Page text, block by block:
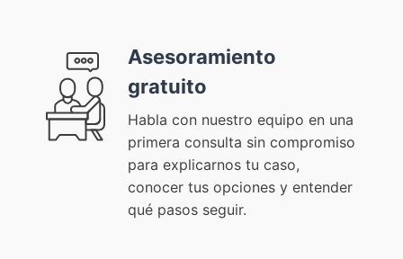
Asesoramiento
gratuito
Habla con nuestro equipo en una
primera consulta sin compromiso
para explicarnos tu caso,
conocer tus opciones y entender
qué pasos seguir.